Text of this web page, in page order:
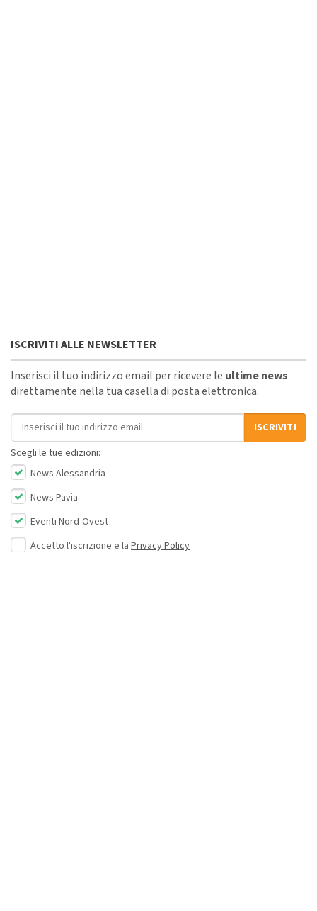
ISCRIVITI ALLE NEWSLETTER
Inserisci il tuo indirizzo email per ricevere le ultime news
direttamente nella tua casella di posta elettronica.
Indirizzo email
ISCRIVITI
Scegli le tue edizioni:
News Alessandria
News Pavia
Eventi Nord-Ovest
Accetto l'iscrizione e la Privacy Policy